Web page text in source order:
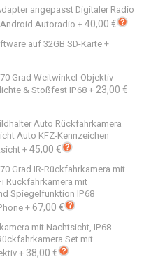
angepasst Digitaler Radio
Autoradio +40,00 €
auf 32GB SD-Karte+
Grad Weitwinkel-Objektiv
& Stoßfest IP68+23,00 €
Auto Rückfahrkamera
Auto KFZ-Kennzeichen
+45,00 €
Grad IR-Rückfahrkamera mit
Rückfahrkamera mit
Spiegelfunktion IP68
+67,00 €
mit Nachtsicht, IP68
Set mit
+ 38,00 €